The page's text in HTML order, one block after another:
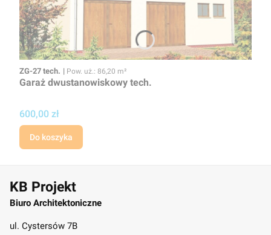
Kod
ZG-27 tech. Powierzchnia użytkowa
Pow. uż.: 86,20 m²
Garaż dwustanowiskowy tech.
Cena projektu
600,00 zł
Do koszyka
KB Projekt
Biuro Architektoniczne
ul. Cystersów 7B